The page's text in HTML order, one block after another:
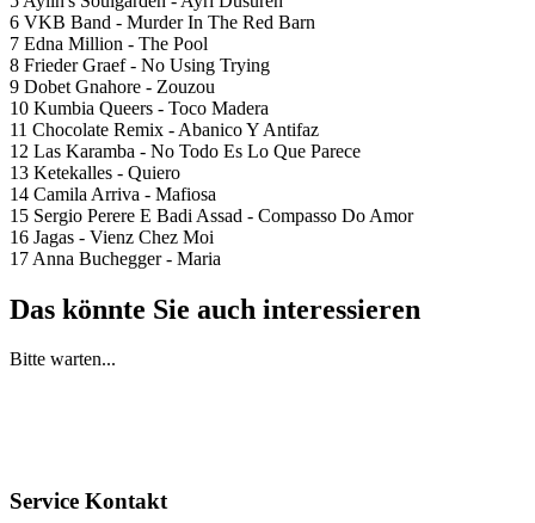
6 VKB Band - Murder In The Red Barn
7 Edna Million - The Pool
8 Frieder Graef - No Using Trying
9 Dobet Gnahore - Zouzou
10 Kumbia Queers - Toco Madera
11 Chocolate Remix - Abanico Y Antifaz
12 Las Karamba - No Todo Es Lo Que Parece
13 Ketekalles - Quiero
14 Camila Arriva - Mafiosa
15 Sergio Perere E Badi Assad - Compasso Do Amor
16 Jagas - Vienz Chez Moi
17 Anna Buchegger - Maria
Das könnte Sie auch interessieren
Bitte warten...
Service Kontakt